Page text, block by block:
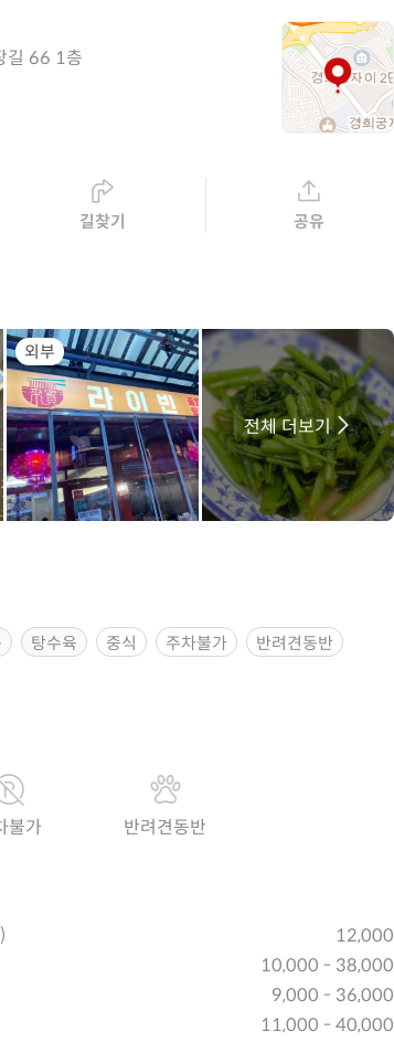
길 66 1층
길찾기 공유
외부
전체 더보기
탕수육 중식 주차불가
반려견동반
불가 반려견동반
12,000
10,000 - 38,000
9,000 - 36,000
11,000 - 40,000